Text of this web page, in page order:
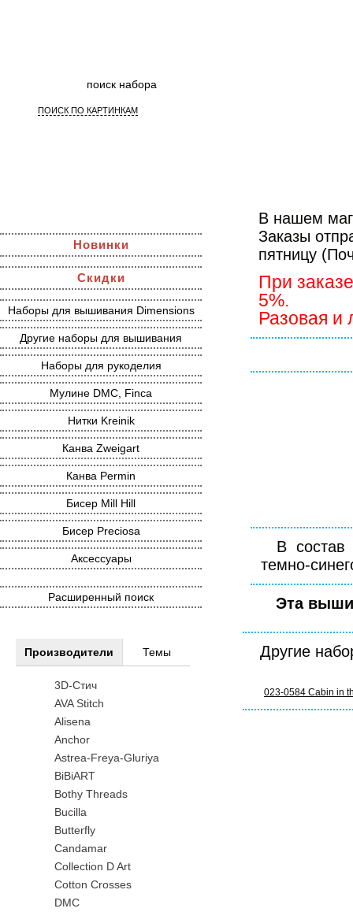
ПОИСК ПО КАРТИНКАМ
Новинки
Скидки
Наборы для вышивания Dimensions
Другие наборы для вышивания
Наборы для рукоделия
Мулине DMC, Finca
Нитки Kreinik
Канва Zweigart
Канва Permin
Бисер Mill Hill
Бисер Preciosa
Аксессуары
Расширенный поиск
Производители Темы
3D-Стич
AVA Stitch
Alisena
Anchor
Astrea-Freya-Gluriya
BiBiART
Bothy Threads
Bucilla
Butterfly
Candamar
Collection D Art
Cotton Crosses
DMC
В нашем
Заказы
пятницу
При
5%.
Разовая и
В состав
темно-
Эта
Другие
023-0584 Cabin in